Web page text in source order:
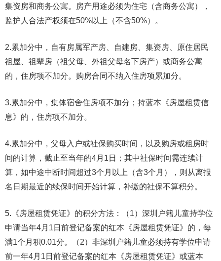
集资房和商务公寓。房产用途必须为住宅（含商务公寓），
监护人合法产权须在50%以上（不含50%）。
2.累加分中，自有房属军产房、自建房、集资房、原住居民
祖屋、祖辈房（祖父母、外祖父母名下房产）或商务公寓
的，住房项不加分。购房合同不纳入住房项累加分。
3.累加分中，集体宿舍住房项不加分；持蓝本《房屋租赁信
息》的，住房项不加分。
4.累加分中，父母入户或社保购买时间，以及购房或租房时
间的计算，截止至当年的4月1日；其中社保时间需连续计
算，如中途中断时间超过3个月以上（含3个月），则从离报
名日期最近的续保时间开始计算，补缴的社保不算积分。
5.《房屋租赁凭证》的积分方法：（1）深圳户籍儿童持学位
申请当年4月1日前登记备案的红本《房屋租赁凭证》的，每
满1个月积0.01分。（2）非深圳户籍儿童必须持有学位申请
前一年4月1日前登记备案的红本《房屋租赁凭证》或蓝本